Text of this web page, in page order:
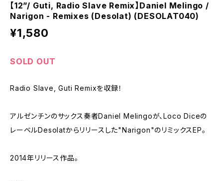
【12”/ Guti, Radio Slave Remix】Daniel Melingo /
Narigon - Remixes (Desolat) (DESOLAT040)
¥1,580
SOLD OUT
Radio Slave, Guti Remixを収録！
アルゼンチンのサックス奏者Daniel Melingoが、Loco Diceの
レーベルDesolatからリリースした"Narigon"のリミックスEP。
2014年リリース作品。